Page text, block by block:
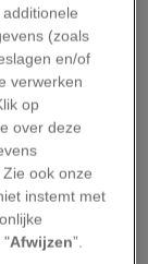
waarde
overtuigd
moest
post van
dat sinds
(zoals
en/of
verwerken
op
over deze
ook onze
instemt met
"Afwijzen”.